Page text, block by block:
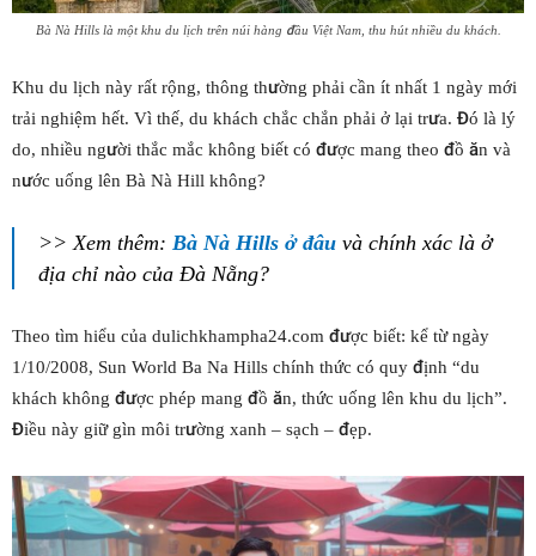
Bà Nà Hills là một khu du lịch trên núi hàng đầu Việt Nam, thu hút nhiều du khách.
Khu du lịch này rất rộng, thông thường phải cần ít nhất 1 ngày mới
trải nghiệm hết. Vì thế, du khách chắc chắn phải ở lại trưa. Đó là lý
do, nhiều người thắc mắc không biết có được mang theo đồ ăn và
nước uống lên Bà Nà Hill không?
>> Xem thêm: Bà Nà Hills ở đâuvà chính xác là ở
địa chỉ nào của Đà Nẵng?
Theo tìm hiểu của dulichkhampha24.com được biết: kể từ ngày
1/10/2008, Sun World Ba Na Hills chính thức có quy định “du
khách không được phép mang đồ ăn, thức uống lên khu du lịch”.
Điều này giữ gìn môi trường xanh – sạch – đẹp.